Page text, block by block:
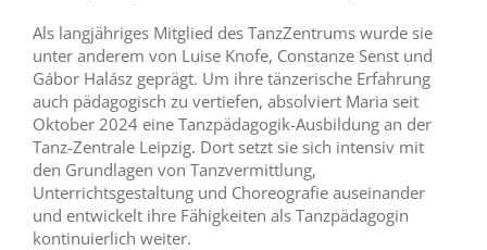
Als langjähriges Mitglied des TanzZentrums wurde sie
unter anderem von Luise Knofe, Constanze Senst und
Gábor Halász geprägt. Um ihre tänzerische Erfahrung
auch pädagogisch zu vertiefen, absolviert Maria seit
Oktober 2024 eine Tanzpädagogik-Ausbildung an der
Tanz-Zentrale Leipzig. Dort setzt sie sich intensiv mit
den Grundlagen von Tanzvermittlung,
Unterrichtsgestaltung und Choreografie auseinander
und entwickelt ihre Fähigkeiten als Tanzpädagogin
kontinuierlich weiter.